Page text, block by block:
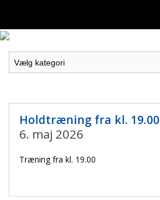
Holdtræning fra kl. 19.00
6. maj 2026
Træning fra kl. 19.00